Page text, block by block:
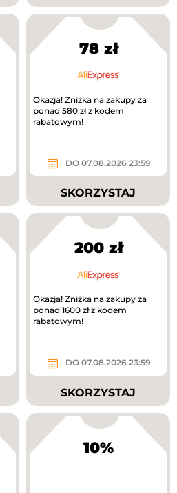
78 zł
Okazja! Zniżka na zakupy za
ponad 580 zł z kodem
rabatowym!
DO 07.08.2026 23:59
SKORZYSTAJ
200 zł
Okazja! Zniżka na zakupy za
ponad 1600 zł z kodem
rabatowym!
DO 07.08.2026 23:59
SKORZYSTAJ
10%